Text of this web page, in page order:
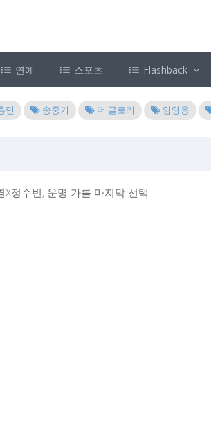
연예 스포츠 Flashback
민 송중기 더 글로리 임영웅
X정수빈, 운명 가를 마지막 선택